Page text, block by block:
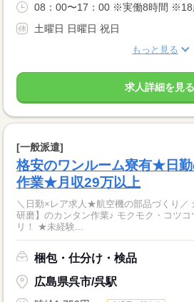
08：00〜17：00 ※実働8時間 ※18
土曜日 日曜日 祝日
もっと見る
求人詳細を見る
[一般派遣]
格安のワンルーム寮有★日
作業★月収29万以上
＼日勤×レア求人★航空機の部品づくり／
研磨】のカンタン作業♪ モクモク・コツ
リ！ ★未経験...
梱包・仕分け・検品
広島県呉市/呉駅